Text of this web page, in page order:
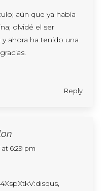
aún que ya había
olvidé el ser
ahora ha tenido una
Reply
at 6:29 pm